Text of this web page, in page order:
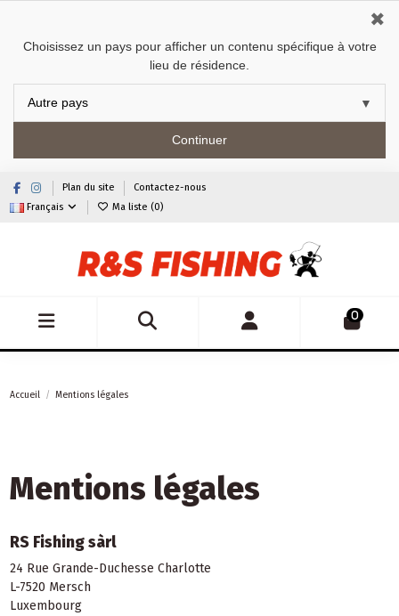
Choisissez un pays pour afficher un contenu spécifique à votre
lieu de résidence.
Continuer
✖
Plan du site
Contactez-nous
Français
Ma liste (0)
0
Accueil Mentions légales
Mentions légales
RS Fishing sàrl
24 Rue Grande-Duchesse Charlotte
L-7520 Mersch
Luxembourg